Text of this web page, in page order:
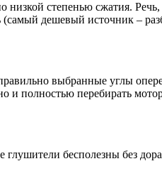
степенью сжатия.
дешевый источник –
выбранные углы
и полностью перебирать
бесполезны без